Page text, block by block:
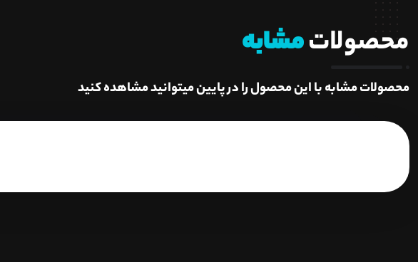
محصولاتمشابه
محصولات مشابه با این محصول را در پایین میتوانید مشاهده کنید